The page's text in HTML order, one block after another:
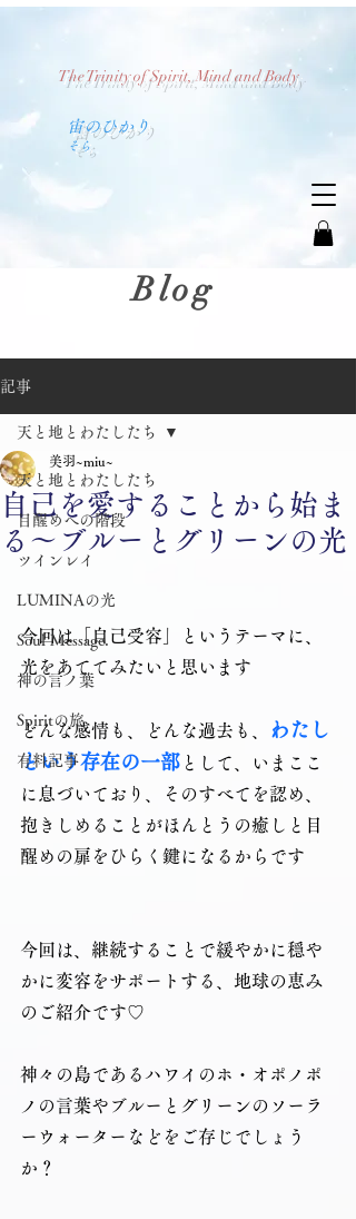
The Trinity of Spirit, Mind and Body
​宙のひかり
​そら
Blog
記事
天と地とわたしたち
目醒めへの階段
ツインレイ
LUMINAの光
Soul Message.
神の言ノ葉
Spiritの旅
有料記事
天と地とわたしたち
自己を愛することから始ま
る～ブルーとグリーンの光
美羽~miu~
今回は「自己受容」というテーマに、
光をあててみたいと思います
どんな感情も、どんな過去も、
わたし
という存在の一部 として、いまここ
に息づいており、そのすべてを認め、
抱きしめることがほんとうの癒しと目
醒めの扉をひらく鍵になるからです
今回は、継続することで緩やかに穏や
かに変容をサポートする、地球の恵み
のご紹介です♡
神々の島であるハワイのホ・オポノポ
ノの言葉やブルーとグリーンのソーラ
ーウォーターなどをご存じでしょう
か？